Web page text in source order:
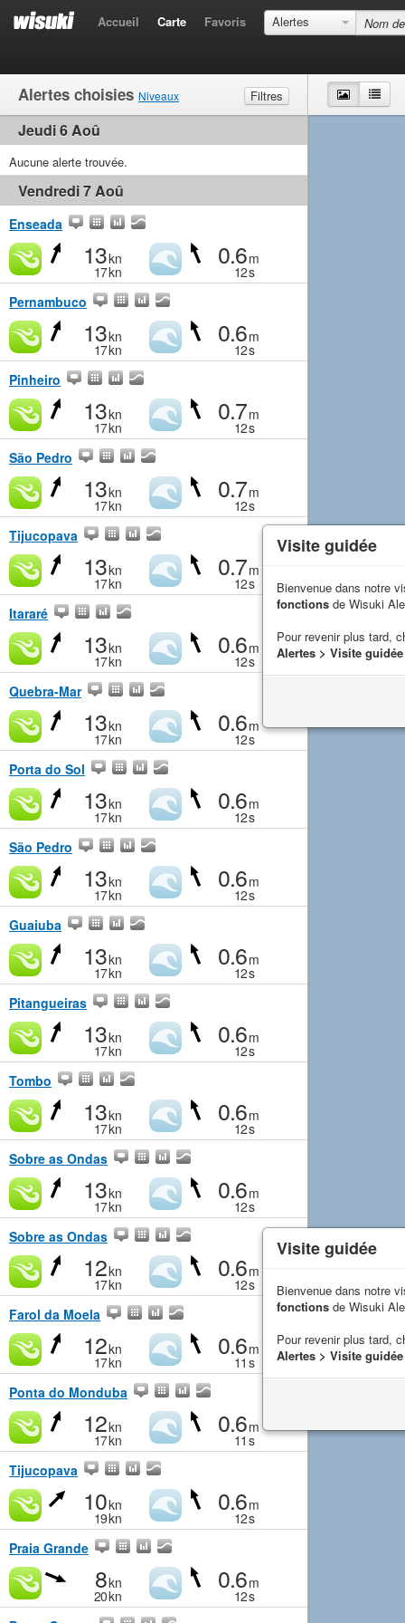
Accueil Carte Favoris Alertes
Alertes choisies Niveaux
Filtres
Vent
Vagues
Jeudi 6 Aoû
Aucune alerte trouvée.
Vendredi 7 Aoû
Enseada
13kn
17kn
0.6m
12s
Pernambuco
13kn
17kn
0.6m
12s
Pinheiro
13kn
17kn
0.7m
12s
São Pedro
13kn
17kn
0.7m
12s
Tijucopava
13kn
17kn
0.7m
12s
Itararé
13kn
17kn
0.6m
12s
Quebra-Mar
13kn
17kn
0.6m
12s
Porta do Sol
13kn
17kn
0.6m
12s
São Pedro
13kn
17kn
0.6m
12s
Guaiuba
13kn
17kn
0.6m
12s
Pitangueiras
13kn
17kn
0.6m
12s
Tombo
13kn
17kn
0.6m
12s
Sobre as Ondas
13kn
17kn
0.6m
12s
Sobre as Ondas
12kn
17kn
0.6m
12s
Farol da Moela
12kn
17kn
0.6m
11 s
Ponta do Monduba
12kn
17kn
0.6m
11 s
Tijucopava
10kn
19kn
0.6m
12s
Praia Grande
8kn
20kn
0.6m
12s
Carte
Visite guidée
Bienvenue dans notre
fonctions de Wisuki
Pour revenir plus tard,
Alertes > Visite guidée
Visite guidée
Bienvenue dans notre
fonctions de Wisuki
Pour revenir plus tard,
Alertes > Visite guidée